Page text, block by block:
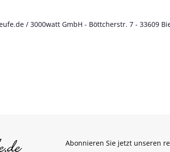
/ 3000watt GmbH - Böttcherstr. 7 - 33609
Abonnieren Sie jetzt unseren